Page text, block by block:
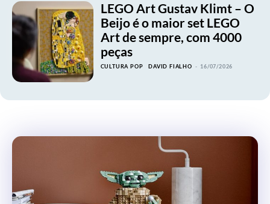
LEGO Art Gustav Klimt – O
Beijo é o maior set LEGO
Art de sempre, com 4000
peças
CULTURA POP DAVID FIALHO - 16/07/2026